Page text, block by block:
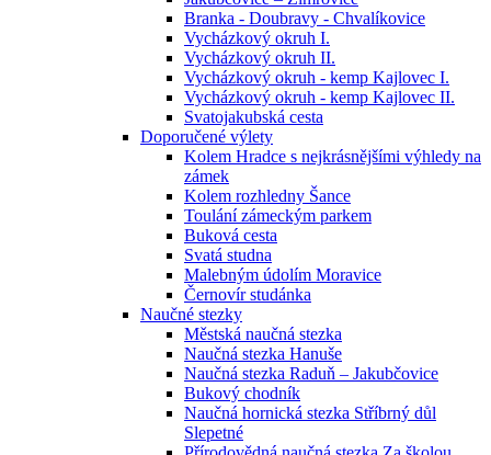
Branka - Doubravy - Chvalíkovice
Vycházkový okruh I.
Vycházkový okruh II.
Vycházkový okruh - kemp Kajlovec I.
Vycházkový okruh - kemp Kajlovec II.
Svatojakubská cesta
Doporučené výlety
Kolem Hradce s nejkrásnějšími výhledy na
zámek
Kolem rozhledny Šance
Toulání zámeckým parkem
Buková cesta
Svatá studna
Malebným údolím Moravice
Černovír studánka
Naučné stezky
Městská naučná stezka
Naučná stezka Hanuše
Naučná stezka Raduň – Jakubčovice
Bukový chodník
Naučná hornická stezka Stříbrný důl
Slepetné